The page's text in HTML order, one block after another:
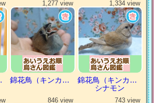
ウ）
1,277 view
錦花鳥（キンカチョウ）
1,334 view
錦花鳥（キンカチョウ）
シナモン
846 view 743 view